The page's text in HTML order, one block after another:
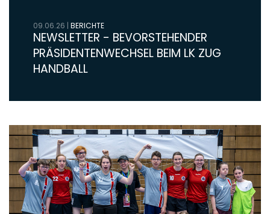
09.06.26 | BERICHTE
NEWSLETTER - BEVORSTEHENDER
PRÄSIDENTENWECHSEL BEIM LK ZUG
HANDBALL